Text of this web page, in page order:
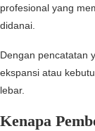
profesional yang
didanai.
Dengan pencatatan
ekspansi atau
lebar.
Kenapa